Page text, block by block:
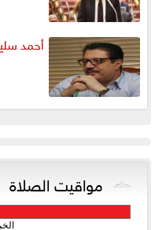
أحمد
مواقيت الصلاة